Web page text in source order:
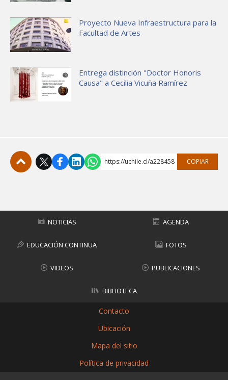
Proyecto Nueva Infraestructura para la
Facultad de Artes
Entrega distinción "Doctor Honoris
Causa" a Cecilia Vicuña Ramírez
https://uchile.cl/a228458 COPIAR
NOTICIAS AGENDA
EDUCACIÓN CONTINUA FOTOS
VIDEOS PUBLICACIONES
BIBLIOTECA
Contacto
Ubicación
Mapa del sitio
Política de privacidad